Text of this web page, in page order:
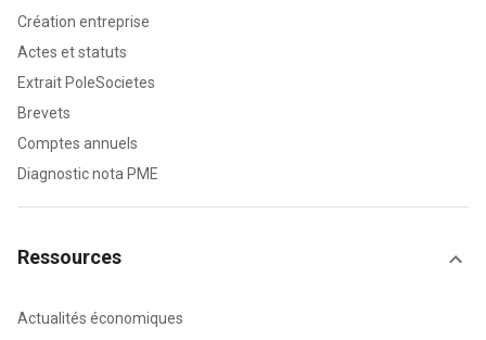
Création entreprise
Actes et statuts
Extrait PoleSocietes
Brevets
Comptes annuels
Diagnostic nota PME
Ressources
Actualités économiques